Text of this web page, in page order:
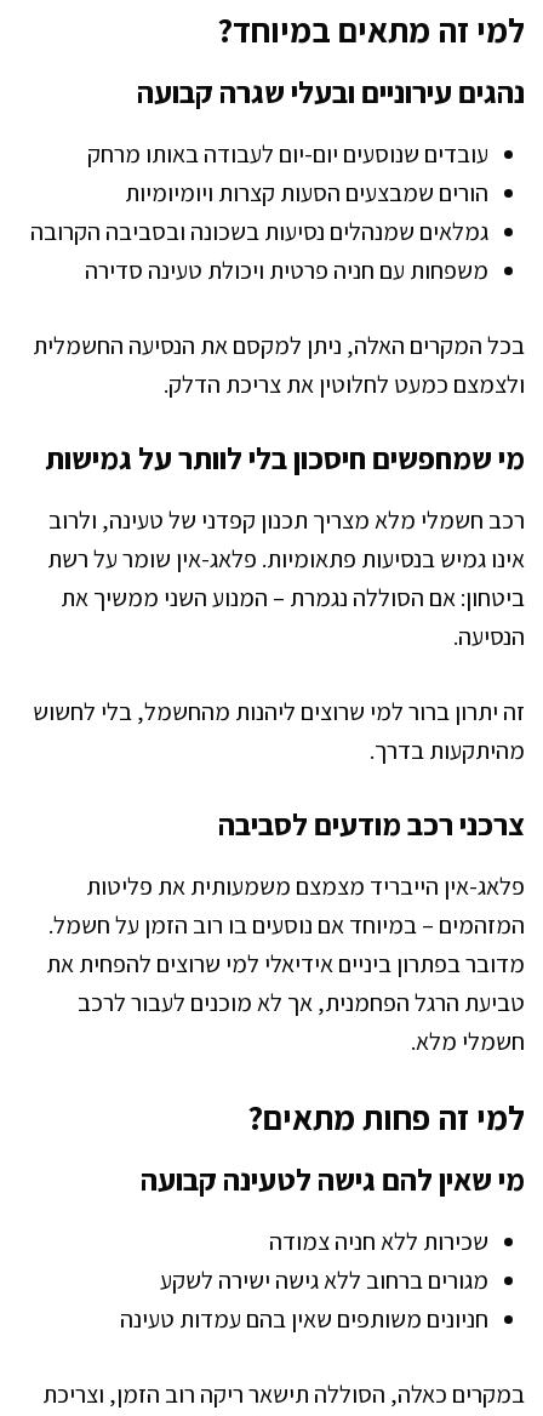
למי זה מתאים במיוחד?
נהגים עירוניים ובעלי שגרה קבועה
עובדים שנוסעים יום-יום לעבודה באותו מרחק
הורים שמבצעים הסעות קצרות ויומיומיות
גמלאים שמנהלים נסיעות בשכונה ובסביבה הקרובה
משפחות עם חניה פרטית ויכולת טעינה סדירה
בכל המקרים האלה, ניתן למקסם את הנסיעה החשמלית
ולצמצם כמעט לחלוטין את צריכת הדלק.
מי שמחפשים חיסכון בלי לוותר על גמישות
רכב חשמלי מלא מצריך תכנון קפדני של טעינה, ולרוב
אינו גמיש בנסיעות פתאומיות. פלאג-אין שומר על רשת
ביטחון: אם הסוללה נגמרת – המנוע השני ממשיך את
הנסיעה.
זה יתרון ברור למי שרוצים ליהנות מהחשמל, בלי לחשוש
מהיתקעות בדרך.
צרכני רכב מודעים לסביבה
פלאג-אין הייבריד מצמצם משמעותית את פליטות
המזהמים – במיוחד אם נוסעים בו רוב הזמן על חשמל.
מדובר בפתרון ביניים אידיאלי למי שרוצים להפחית את
טביעת הרגל הפחמנית, אך לא מוכנים לעבור לרכב
חשמלי מלא.
למי זה פחות מתאים?
מי שאין להם גישה לטעינה קבועה
שכירות ללא חניה צמודה
מגורים ברחוב ללא גישה ישירה לשקע
חניונים משותפים שאין בהם עמדות טעינה
במקרים כאלה, הסוללה תישאר ריקה רוב הזמן, וצריכת